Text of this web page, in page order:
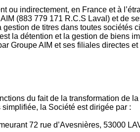
ou indirectement, en France et à
(883 779 171 R.C.S Laval) et de
de titres dans toutes sociétés
la détention et la gestion de biens
Groupe AIM et ses filiales directes
du fait de la transformation de
la Société est dirigée par :
72 rue d’Avesnières, 53000